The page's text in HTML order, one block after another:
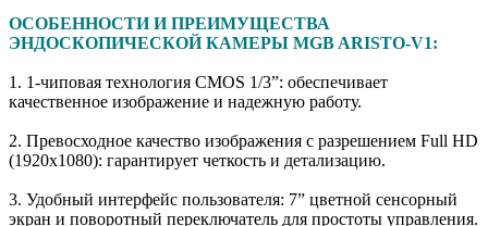
ОСОБЕННОСТИ И ПРЕИМУЩЕСТВА
ЭНДОСКОПИЧЕСКОЙ КАМЕРЫ MGB ARISTO-V1:
1. 1-чиповая технология CMOS 1/3”: обеспечивает
качественное изображение и надежную работу.
2. Превосходное качество изображения с разрешением Full HD
(1920x1080): гарантирует четкость и детализацию.
3. Удобный интерфейс пользователя: 7” цветной сенсорный
экран и поворотный переключатель для простоты управления.